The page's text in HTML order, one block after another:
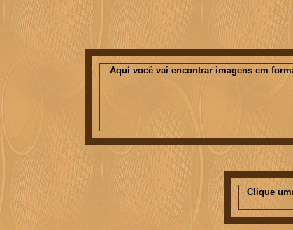
Aquí você vai encontrar imagens em
Clique